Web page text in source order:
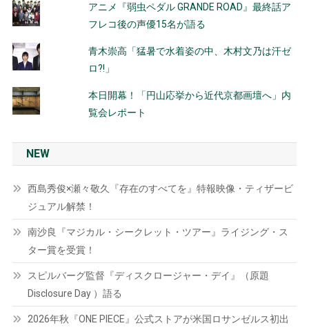
アニメ『弱虫ペダル GRANDE ROAD』最終話ア
フレコ後の声優15名が語る
青木崇高「猛暑で水着姿の中、木村文乃は汗ゼ
ロ?!」
本日開幕！「円山応挙から近代京都画壇へ」内
覧会レポート
NEW
西島秀俊×瀬々敬久『存在のすべてを』特報映像・ティザービ
ジュアル解禁！
南沙良『マジカル・シークレット・ツアー』ライジング・ス
ター賞を受賞！
スピルバーグ監督『ディスクロージャー・デイ』（原題
Disclosure Day ）語る
2026年秋『ONE PIECE』公式ストアが米国ロサンゼルス初出